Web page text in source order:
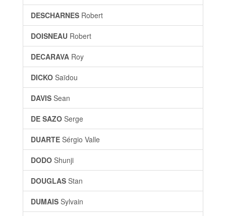
DESCHARNES Robert
DOISNEAU Robert
DECARAVA Roy
DICKO Saïdou
DAVIS Sean
DE SAZO Serge
DUARTE Sérgio Valle
DODO Shunji
DOUGLAS Stan
DUMAIS Sylvain